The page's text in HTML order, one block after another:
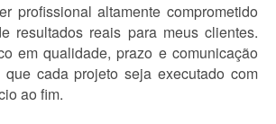
profissional altamente comprometido
resultados reais para meus clientes.
em qualidade, prazo e comunicação
que cada projeto seja executado com
ao fim.